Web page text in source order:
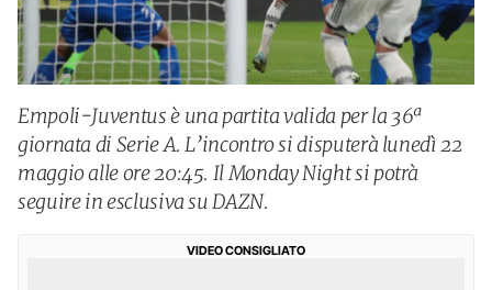
Empoli-Juventus è una partita valida per la 36ª
giornata di Serie A. L’incontro si disputerà lunedì 22
maggio alle ore 20:45. Il Monday Night si potrà
seguire in esclusiva su DAZN.
VIDEO CONSIGLIATO